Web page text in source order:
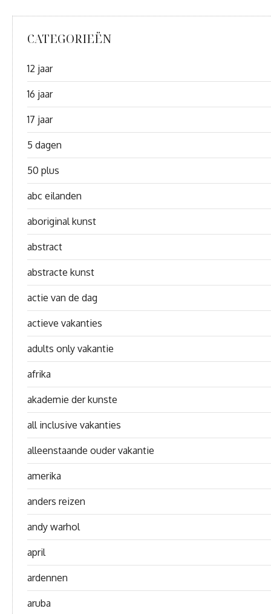
CATEGORIEËN
12 jaar
16 jaar
17 jaar
5 dagen
50 plus
abc eilanden
aboriginal kunst
abstract
abstracte kunst
actie van de dag
actieve vakanties
adults only vakantie
afrika
akademie der kunste
all inclusive vakanties
alleenstaande ouder vakantie
amerika
anders reizen
andy warhol
april
ardennen
aruba